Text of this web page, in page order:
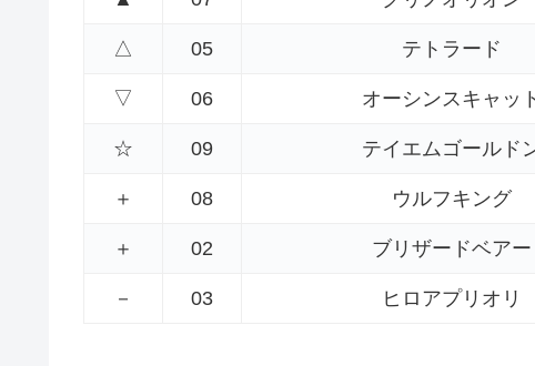
△ 05 テトラード
▽ 06 オーシンスキャッ
☆ 09 テイエムゴールド
＋ 08 ウルフキング
＋ 02 ブリザードベアー
－ 03 ヒロアプリオリ